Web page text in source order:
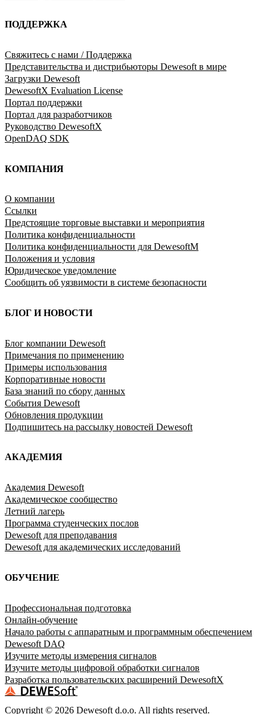
ПОДДЕРЖКА
Свяжитесь с нами / Поддержка
Представительства и дистрибьюторы Dewesoft в мире
Загрузки Dewesoft
DewesoftX Evaluation License
Портал поддержки
Портал для разработчиков
Руководство DewesoftX
OpenDAQ SDK
КОМПАНИЯ
O компании
Ссылки
Предстоящие торговые выставки и мероприятия
Политика конфиденциальности
Политика конфиденциальности для DewesoftM
Положения и условия
Юридическое уведомление
Сообщить об уязвимости в системе безопасности
БЛОГ И НОВОСТИ
Блог компании Dewesoft
Примечания по применению
Примеры использования
Корпоративные новости
База знаний по сбору данных
События Dewesoft
Обновления продукции
Подпишитесь на рассылку новостей Dewesoft
АКАДЕМИЯ
Академия Dewesoft
Академическое сообщество
Летний лагерь
Программа студенческих послов
Dewesoft для преподавания
Dewesoft для академических исследований
ОБУЧЕНИЕ
Профессиональная подготовка
Онлайн-обучение
Начало работы с аппаратным и программным обеспечением
Dewesoft DAQ
Изучите методы измерения сигналов
Изучите методы цифровой обработки сигналов
Разработка пользовательских расширений DewesoftX
Copyright © 2026 Dewesoft d.o.o. All rights reserved.